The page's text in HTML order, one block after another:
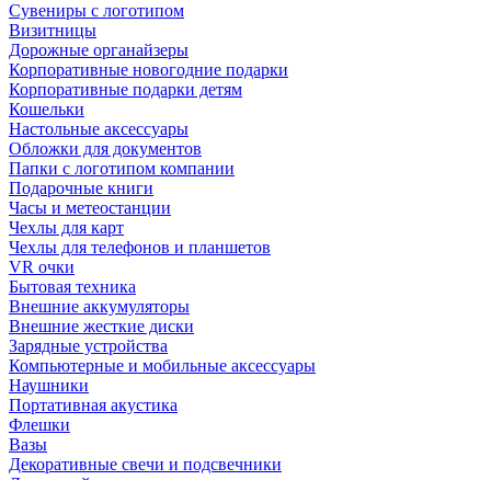
Сувениры с логотипом
Визитницы
Дорожные органайзеры
Корпоративные новогодние подарки
Корпоративные подарки детям
Кошельки
Настольные аксессуары
Обложки для документов
Папки с логотипом компании
Подарочные книги
Часы и метеостанции
Чехлы для карт
Чехлы для телефонов и планшетов
VR очки
Бытовая техника
Внешние аккумуляторы
Внешние жесткие диски
Зарядные устройства
Компьютерные и мобильные аксессуары
Наушники
Портативная акустика
Флешки
Вазы
Декоративные свечи и подсвечники